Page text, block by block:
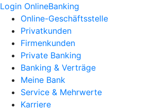
Login OnlineBanking
Online-Geschäftsstelle
Privatkunden
Firmenkunden
Private Banking
Banking & Verträge
Meine Bank
Service & Mehrwerte
Karriere